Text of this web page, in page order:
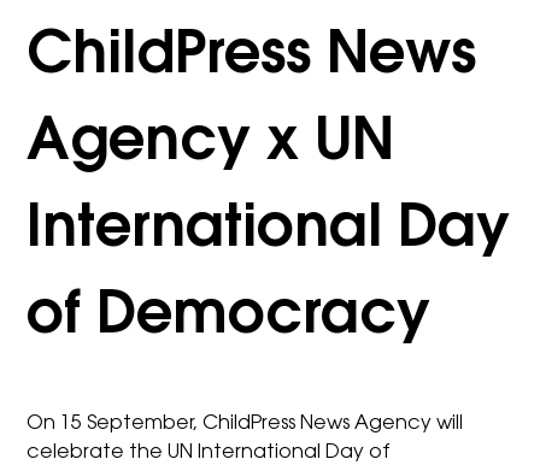
ChildPress News
Agency x UN
International Day
of Democracy
On 15 September, ChildPress News Agency will
celebrate the UN International Day of